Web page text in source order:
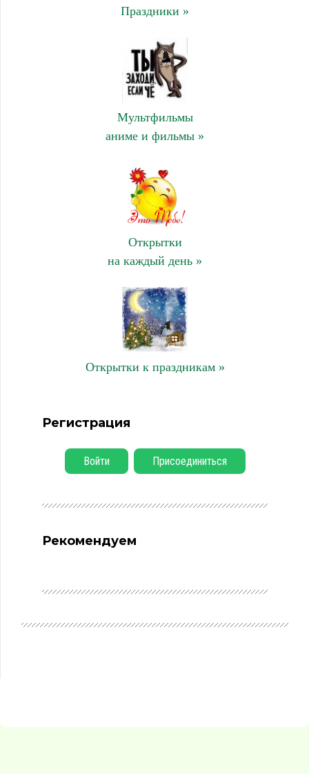
Праздники »
Мультфильмы
аниме и фильмы »
Открытки
на каждый день »
Открытки к праздникам »
Регистрация
Войти Присоединиться
Рекомендуем